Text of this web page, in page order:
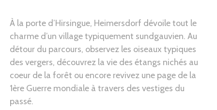
À la porte d’Hirsingue, Heimersdorf dévoile tout le
charme d’un village typiquement sundgauvien. Au
détour du parcours, observez les oiseaux typiques
des vergers, découvrez la vie des étangs nichés au
coeur de la forêt ou encore revivez une page de la
1ère Guerre mondiale à travers des vestiges du
passé.